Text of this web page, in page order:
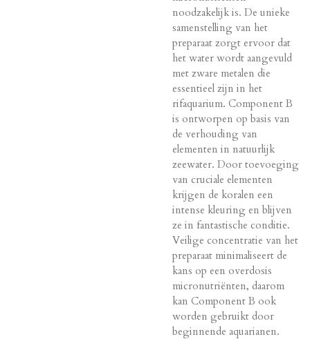
noodzakelijk is. De unieke
samenstelling van het
preparaat zorgt ervoor dat
het water wordt aangevuld
met zware metalen die
essentieel zijn in het
rifaquarium. Component B
is ontworpen op basis van
de verhouding van
elementen in natuurlijk
zeewater. Door toevoeging
van cruciale elementen
krijgen de koralen een
intense kleuring en blijven
ze in fantastische conditie.
Veilige concentratie van het
preparaat minimaliseert de
kans op een overdosis
micronutriënten, daarom
kan Component B ook
worden gebruikt door
beginnende aquarianen.